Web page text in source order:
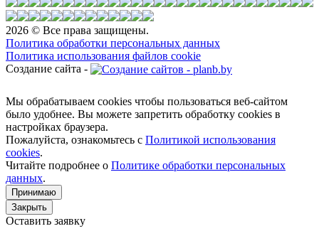
2026 © Все права защищены.
Политика обработки персональных данных
Политика использования файлов cookie
Создание сайта -
Мы обрабатываем cookies чтобы пользоваться веб-сайтом
было удобнее. Вы можете запретить обработку сookies в
настройках браузера.
Пожалуйста, ознакомьтесь с Политикой использования
cookies.
Читайте подробнее о Политике обработки персональных
данных.
Принимаю
Закрыть
Оставить заявку